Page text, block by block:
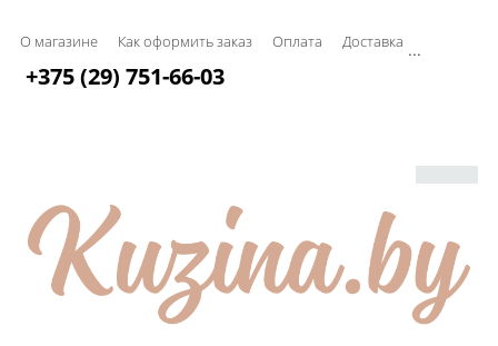
О магазине Как оформить заказ Оплата Доставка ...
+375 (29) 751-66-03